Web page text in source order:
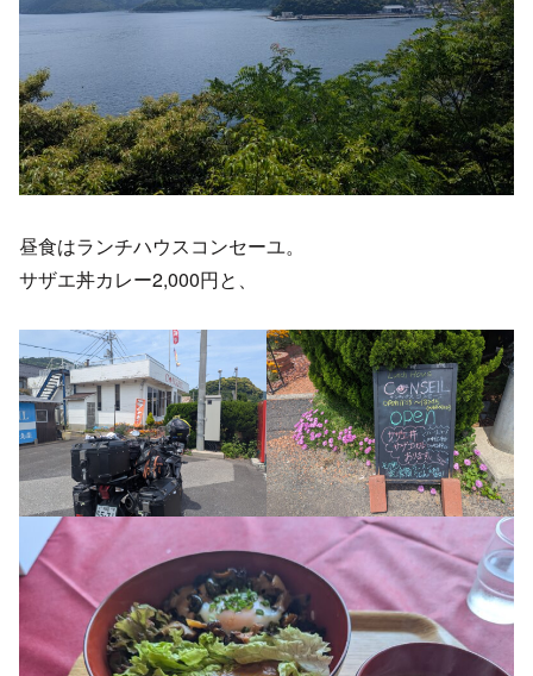
昼食はランチハウスコンセーユ。
サザエ丼カレー2,000円と、